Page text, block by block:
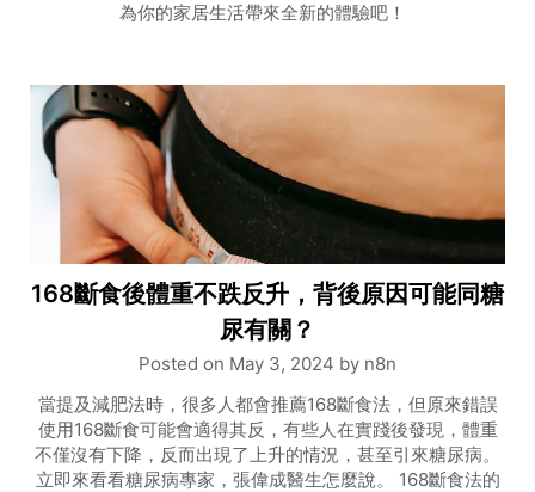
為你的家居生活帶來全新的體驗吧！
168斷食後體重不跌反升，背後原因可能同糖
尿有關？
Posted on May 3, 2024 by n8n
當提及減肥法時，很多人都會推薦168斷食法，但原來錯誤
使用168斷食可能會適得其反，有些人在實踐後發現，體重
不僅沒有下降，反而出現了上升的情況，甚至引來糖尿病。
立即來看看糖尿病專家，張偉成醫生怎麼說。 168斷食法的